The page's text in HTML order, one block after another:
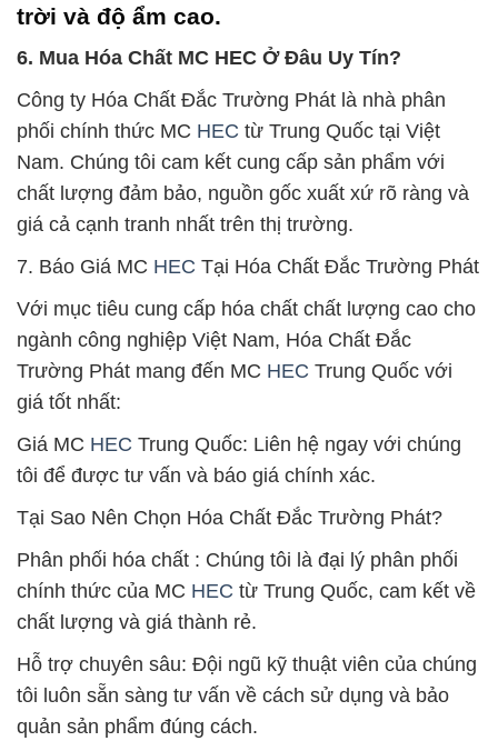
trời và độ ẩm cao.
6. Mua Hóa Chất MC HEC Ở Đâu Uy Tín?
Công ty Hóa Chất Đắc Trường Phát là nhà phân
phối chính thức MC HEC từ Trung Quốc tại Việt
Nam. Chúng tôi cam kết cung cấp sản phẩm với
chất lượng đảm bảo, nguồn gốc xuất xứ rõ ràng và
giá cả cạnh tranh nhất trên thị trường.
7. Báo Giá MC HEC Tại Hóa Chất Đắc Trường Phát
Với mục tiêu cung cấp hóa chất chất lượng cao cho
ngành công nghiệp Việt Nam, Hóa Chất Đắc
Trường Phát mang đến MC HEC Trung Quốc với
giá tốt nhất:
Giá MC HEC Trung Quốc: Liên hệ ngay với chúng
tôi để được tư vấn và báo giá chính xác.
Tại Sao Nên Chọn Hóa Chất Đắc Trường Phát?
Phân phối hóa chất : Chúng tôi là đại lý phân phối
chính thức của MC HEC từ Trung Quốc, cam kết về
chất lượng và giá thành rẻ.
Hỗ trợ chuyên sâu: Đội ngũ kỹ thuật viên của chúng
tôi luôn sẵn sàng tư vấn về cách sử dụng và bảo
quản sản phẩm đúng cách.